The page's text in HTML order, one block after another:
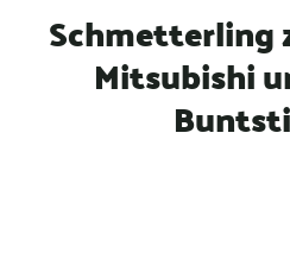
Schmetterling
Mitsubishi